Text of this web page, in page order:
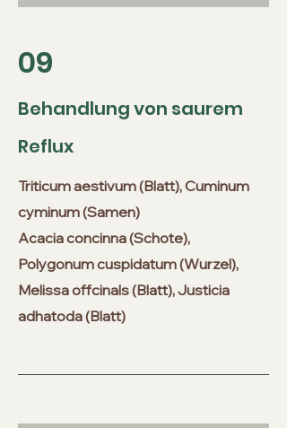
09
Behandlung von saurem
Reflux
Triticum aestivum (Blatt), Cuminum
cyminum (Samen)
Acacia concinna (Schote),
Polygonum cuspidatum (Wurzel),
Melissa offcinals (Blatt), Justicia
adhatoda (Blatt)